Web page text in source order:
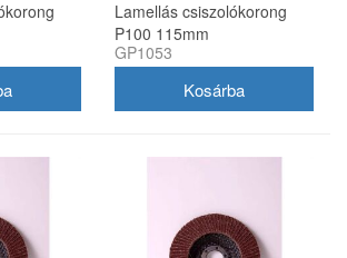
Lamellás csiszolókorong
P100 115mm
GP1053